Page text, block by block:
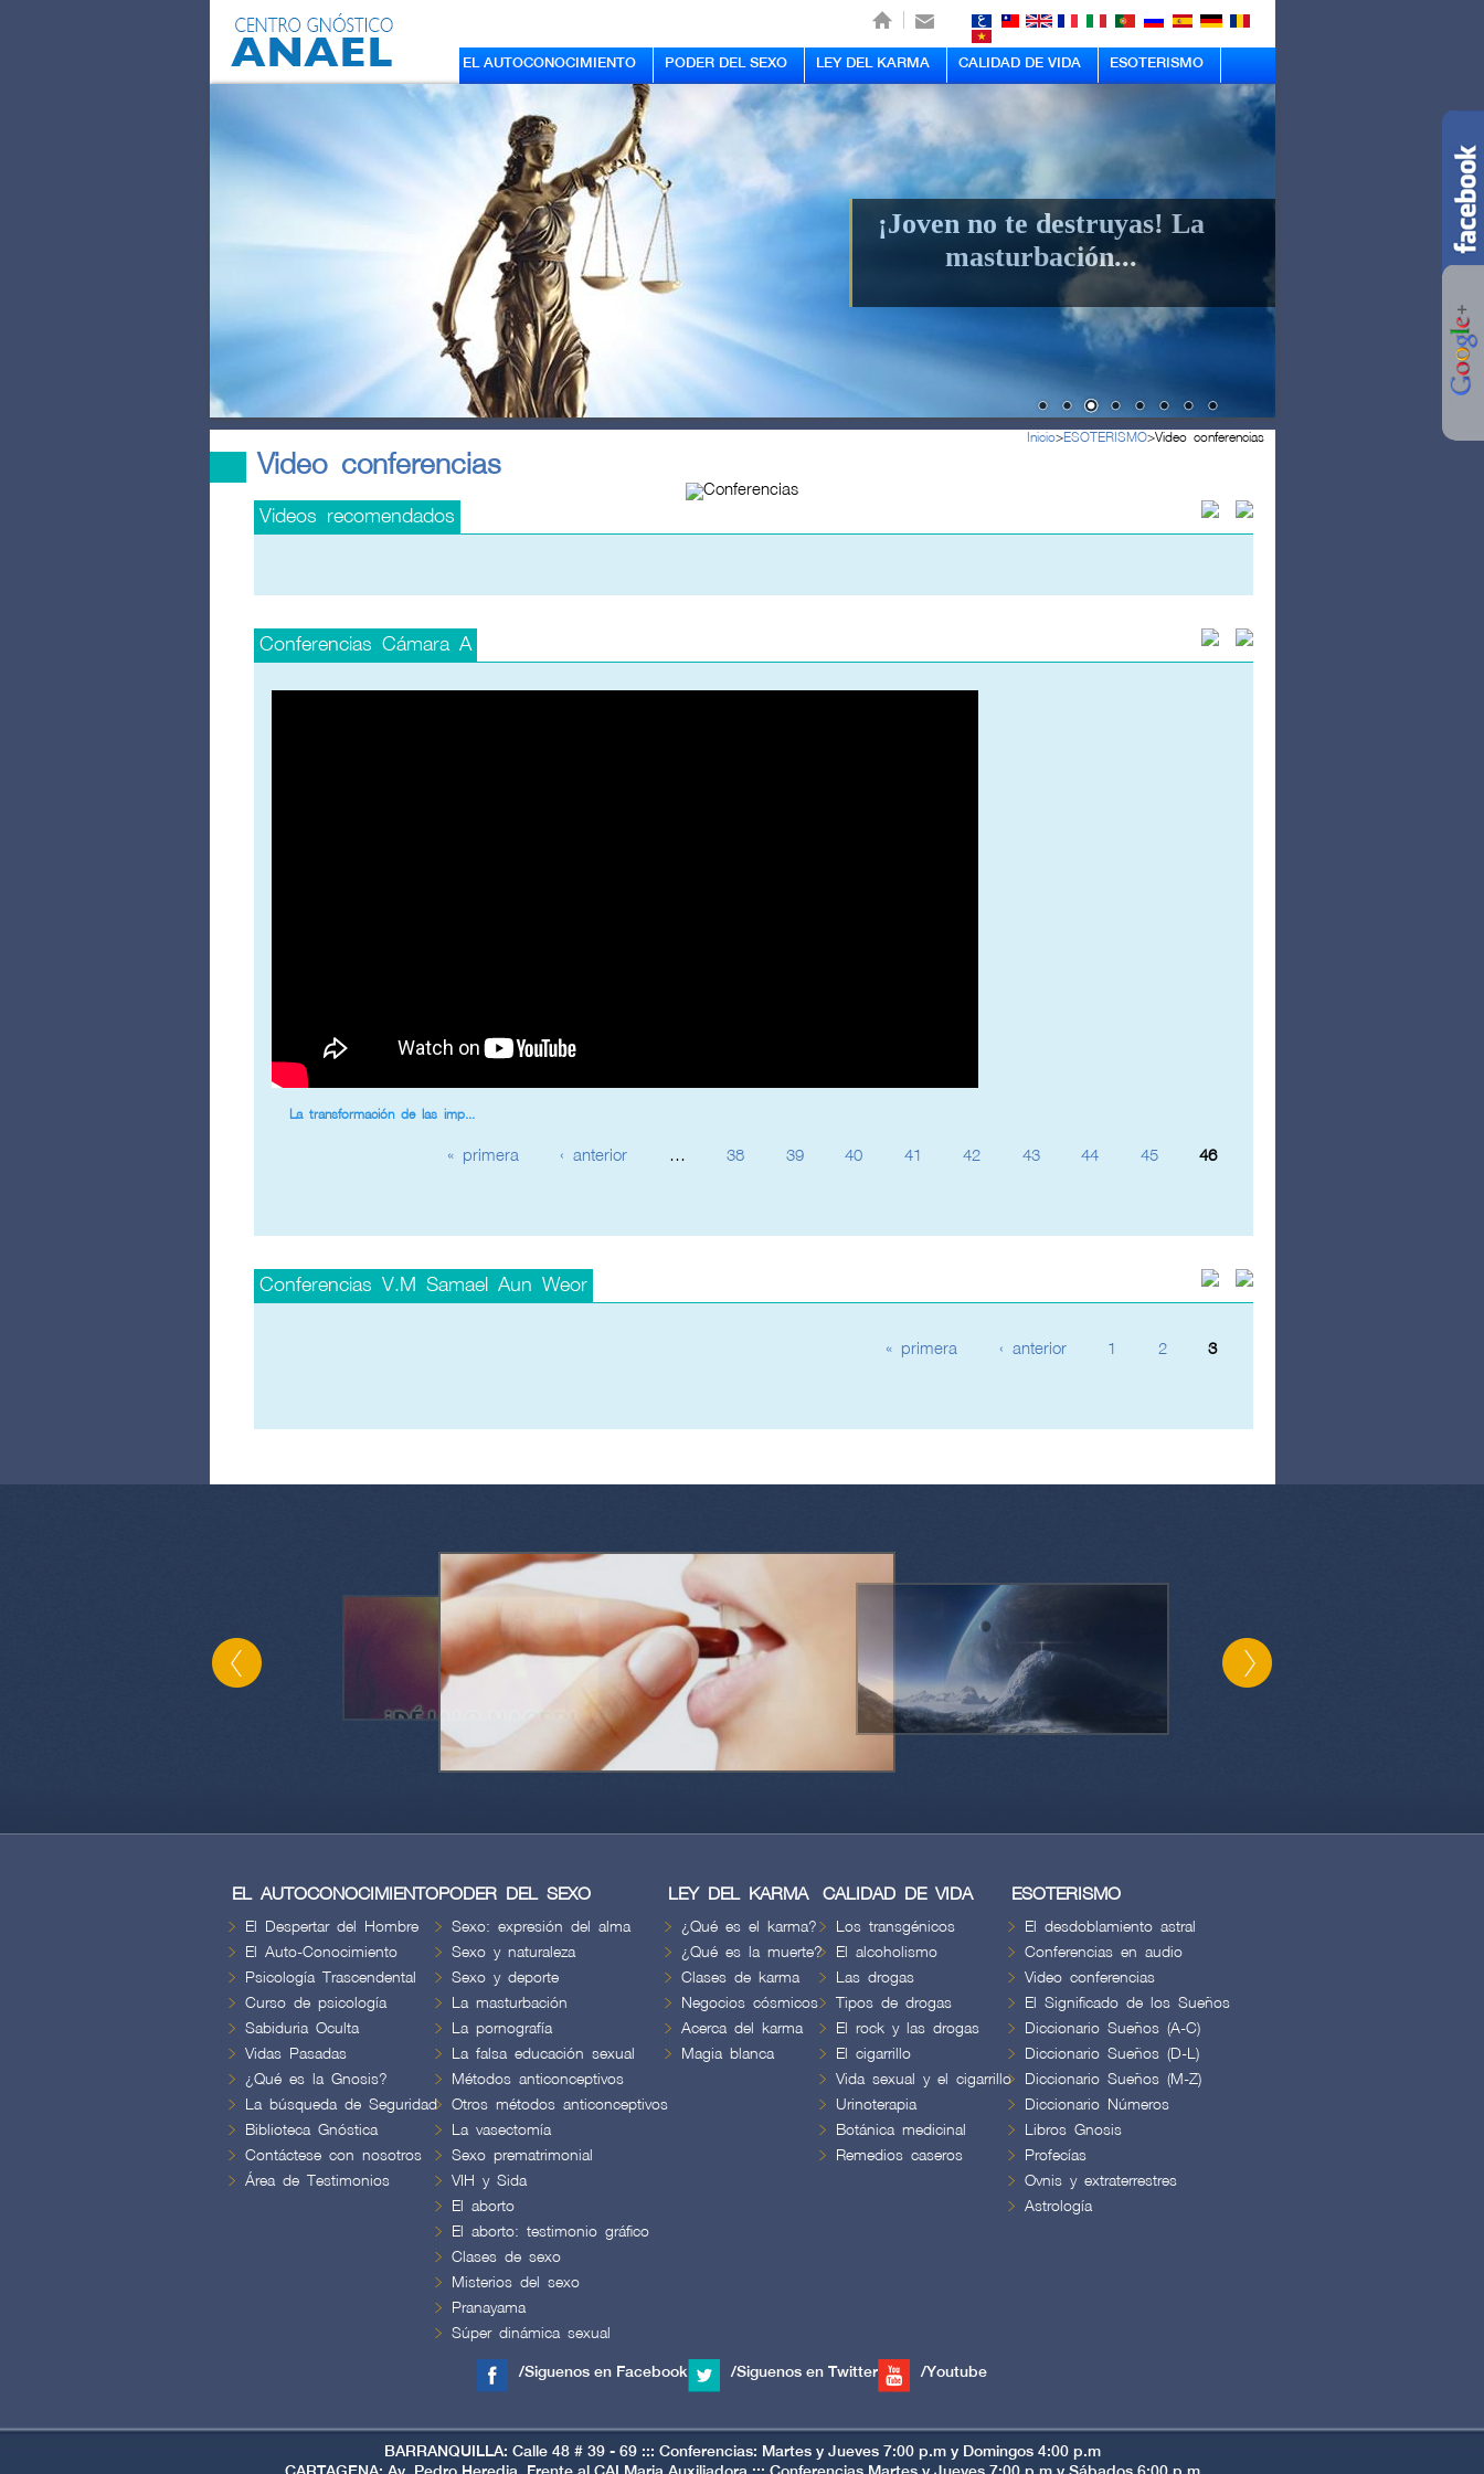
EL AUTOCONOCIMIENTO PODER DEL SEXO LEY DEL KARMA CALIDAD DE VIDA ESOTERISMO
¡Joven no te destruyas! La
masturbación...
Inicio>ESOTERISMO>Video conferencias
Video conferencias
Videos recomendados
Conferencias Cámara A
La transformación de las imp...
« primera ‹ anterior … 38 39 40 41 42 43 44 45 46
Conferencias V.M Samael Aun Weor
« primera ‹ anterior 1 2 3
Extraterrestres
Experiencias de iniciados…
EL AUTOCONOCIMIENTO
El Despertar del Hombre
El Auto-Conocimiento
Psicología Trascendental
Curso de psicología
Sabiduria Oculta
Vidas Pasadas
¿Qué es la Gnosis?
La búsqueda de Seguridad
Biblioteca Gnóstica
Contáctese con nosotros
Área de Testimonios
PODER DEL SEXO
Sexo: expresión del alma
Sexo y naturaleza
Sexo y deporte
La masturbación
La pornografía
La falsa educación sexual
Métodos anticonceptivos
Otros métodos anticonceptivos
La vasectomía
Sexo prematrimonial
VIH y Sida
El aborto
El aborto: testimonio gráfico
Clases de sexo
Misterios del sexo
Pranayama
Súper dinámica sexual
LEY DEL KARMA
¿Qué es el karma?
¿Qué es la muerte?
Clases de karma
Negocios cósmicos
Acerca del karma
Magia blanca
CALIDAD DE VIDA
Los transgénicos
El alcoholismo
Las drogas
Tipos de drogas
El rock y las drogas
El cigarrillo
Vida sexual y el cigarrillo
Urinoterapia
Botánica medicinal
Remedios caseros
ESOTERISMO
El desdoblamiento astral
Conferencias en audio
Video conferencias
El Significado de los Sueños
Diccionario Sueños (A-C)
Diccionario Sueños (D-L)
Diccionario Sueños (M-Z)
Diccionario Números
Libros Gnosis
Profecías
Ovnis y extraterrestres
Astrología
/Siguenos en Facebook /Siguenos en Twitter /Youtube
BARRANQUILLA: Calle 48 # 39 - 69 ::: Conferencias: Martes y Jueves 7:00 p.m y Domingos 4:00 p.m
CARTAGENA: Av. Pedro Heredia, Frente al CAI Maria Auxiliadora ::: Conferencias Martes y Jueves 7:00 p.m y Sábados 6:00 p.m